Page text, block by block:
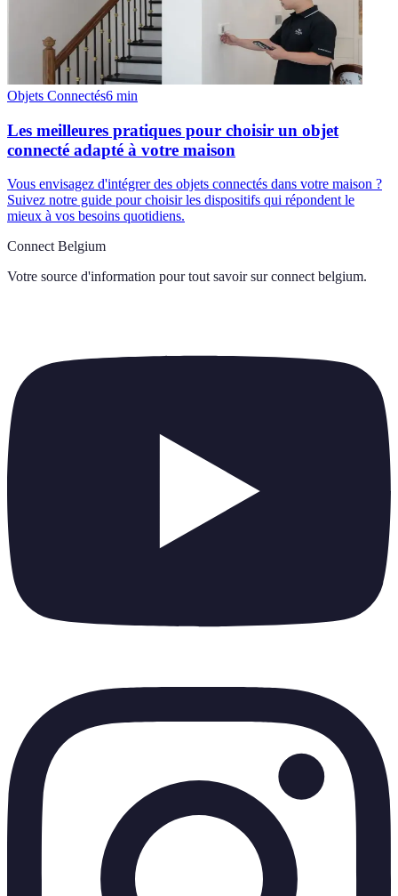
Objets Connectés6 min
Les meilleures pratiques pour choisir un objet
connecté adapté à votre maison
Vous envisagez d'intégrer des objets connectés dans votre maison ?
Suivez notre guide pour choisir les dispositifs qui répondent le
mieux à vos besoins quotidiens.
Connect Belgium
Votre source d'information pour tout savoir sur connect belgium.